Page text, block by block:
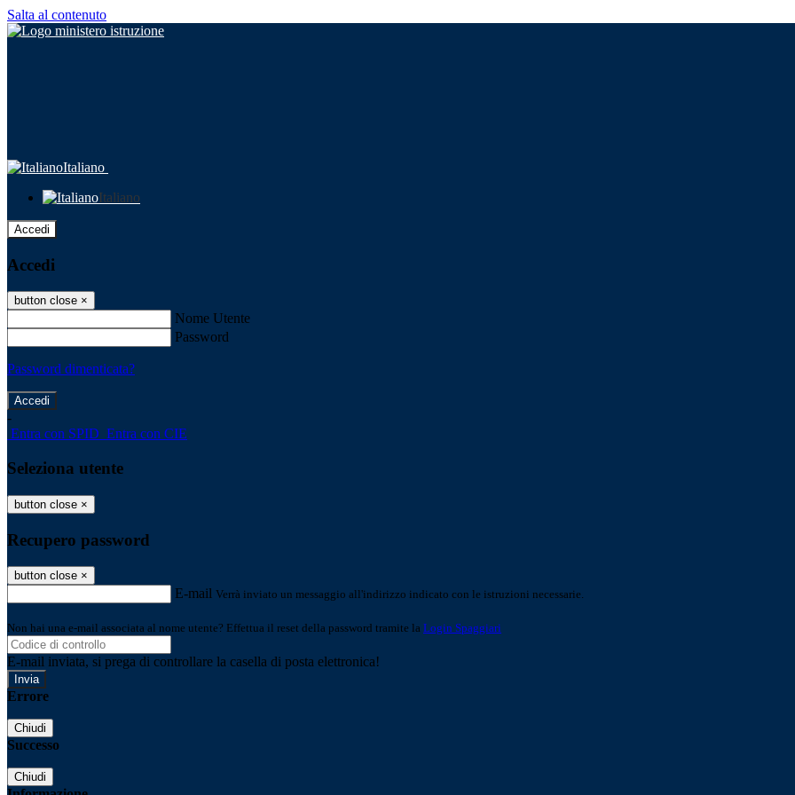
Salta al contenuto
Italiano
Italiano
Accedi
Accedi
button close ×
Nome Utente
Password
Password dimenticata?
-
Entra con SPID Entra con CIE
Seleziona utente
button close ×
Recupero password
button close ×
E-mail Verrà inviato un messaggio all'indirizzo indicato con le istruzioni necessarie.
Non hai una e-mail associata al nome utente? Effettua il reset della password tramite la Login Spaggiari
E-mail inviata, si prega di controllare la casella di posta elettronica!
Errore
Chiudi
Successo
Chiudi